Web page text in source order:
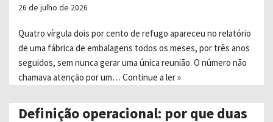
26 de julho de 2026
Quatro vírgula dois por cento de refugo apareceu no relatório
de uma fábrica de embalagens todos os meses, por três anos
seguidos, sem nunca gerar uma única reunião. O número não
chamava atenção por um… Continue a ler »
Definição operacional: por que duas